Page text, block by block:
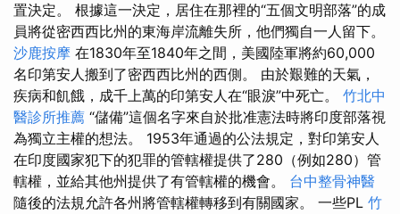
置決定。 根據這一決定，居住在那裡的“五個文明部落”的成
員將從密西西比州的東海岸流離失所，他們獨自一人留下。
沙鹿按摩 在1830年至1840年之間，美國陸軍將約60,000
名印第安人搬到了密西西比州的西側。 由於艱難的天氣，
疾病和飢餓，成千上萬的印第安人在“眼淚”中死亡。 竹北中
醫診所推薦 “儲備”這個名字來自於批准憲法時將印度部落視
為獨立主權的想法。 1953年通過的公法規定，對印第安人
在印度國家犯下的犯罪的管轄權提供了280（例如280）管
轄權，並給其他州提供了有管轄權的機會。 台中整骨神醫
隨後的法規允許各州將管轄權轉移到有關國家。 一些PL 竹